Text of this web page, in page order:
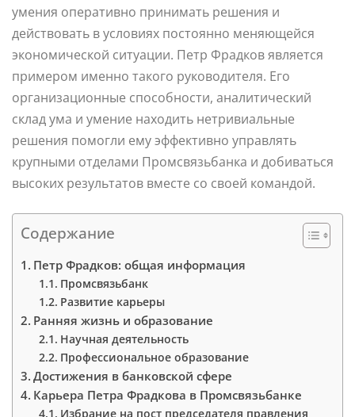
умения оперативно принимать решения и
действовать в условиях постоянно меняющейся
экономической ситуации. Петр Фрадков является
примером именно такого руководителя. Его
организационные способности, аналитический
склад ума и умение находить нетривиальные
решения помогли ему эффективно управлять
крупными отделами Промсвязьбанка и добиваться
высоких результатов вместе со своей командой.
Содержание
Петр Фрадков: общая информация
Промсвязьбанк
Развитие карьеры
Ранняя жизнь и образование
Научная деятельность
Профессиональное образование
Достижения в банковской сфере
Карьера Петра Фрадкова в Промсвязьбанке
Избрание на пост председателя правления